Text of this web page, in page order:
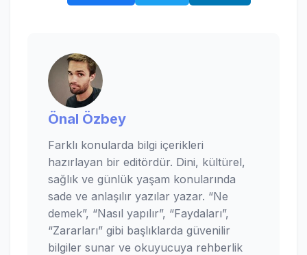
Önal Özbey
Farklı konularda bilgi içerikleri
hazırlayan bir editördür. Dini, kültürel,
sağlık ve günlük yaşam konularında
sade ve anlaşılır yazılar yazar. “Ne
demek”, “Nasıl yapılır”, “Faydaları”,
“Zararları” gibi başlıklarda güvenilir
bilgiler sunar ve okuyucuya rehberlik